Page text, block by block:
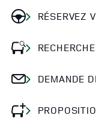
RÉSERVEZ
DEMANDE